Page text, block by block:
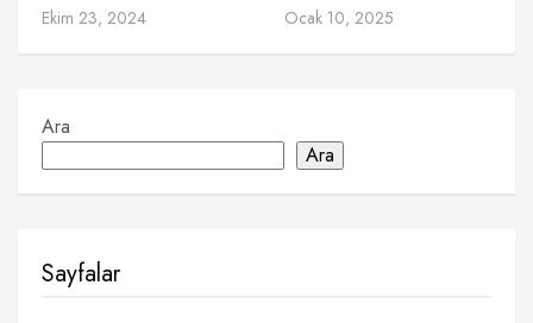
Ekim 23, 2024 Ocak 10, 2025
Ara
Ara
Sayfalar